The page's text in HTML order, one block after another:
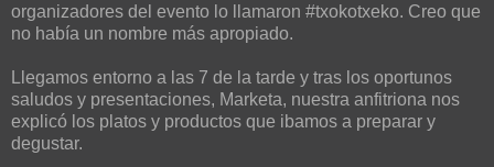
organizadores del evento lo llamaron #txokotxeko. Creo que
no había un nombre más apropiado.
Llegamos entorno a las 7 de la tarde y tras los oportunos
saludos y presentaciones, Marketa, nuestra anfitriona nos
explicó los platos y productos que ibamos a preparar y
degustar.